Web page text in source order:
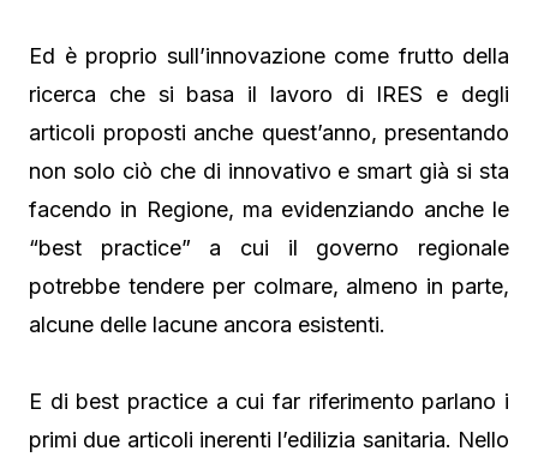
Ed è proprio sull’innovazione come frutto della
ricerca che si basa il lavoro di IRES e degli
articoli proposti anche quest’anno, presentando
non solo ciò che di innovativo e smart già si sta
facendo in Regione, ma evidenziando anche le
“best practice” a cui il governo regionale
potrebbe tendere per colmare, almeno in parte,
alcune delle lacune ancora esistenti.
E di best practice a cui far riferimento parlano i
primi due articoli inerenti l’edilizia sanitaria. Nello